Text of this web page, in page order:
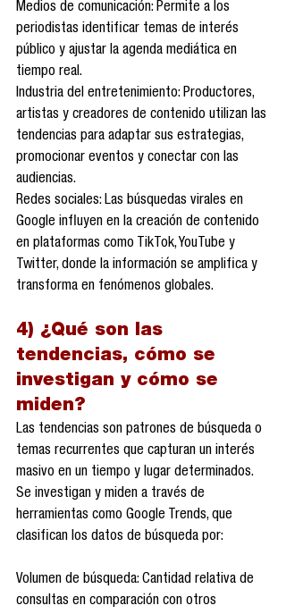
Medios de comunicación: Permite a los
periodistas identificar temas de interés
público y ajustar la agenda mediática en
tiempo real.
Industria del entretenimiento: Productores,
artistas y creadores de contenido utilizan las
tendencias para adaptar sus estrategias,
promocionar eventos y conectar con las
audiencias.
Redes sociales: Las búsquedas virales en
Google influyen en la creación de contenido
en plataformas como TikTok, YouTube y
Twitter, donde la información se amplifica y
transforma en fenómenos globales.
4) ¿Qué son las
tendencias, cómo se
investigan y cómo se
miden?
Las tendencias son patrones de búsqueda o
temas recurrentes que capturan un interés
masivo en un tiempo y lugar determinados.
Se investigan y miden a través de
herramientas como Google Trends, que
clasifican los datos de búsqueda por:
Volumen de búsqueda: Cantidad relativa de
consultas en comparación con otros